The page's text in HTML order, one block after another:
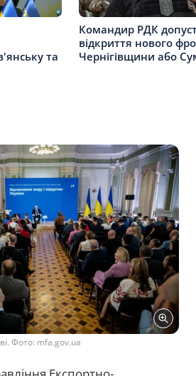
та
Командир РДК
відкриття нового
Чернігівщини або
Фото: mfa.gov.ua